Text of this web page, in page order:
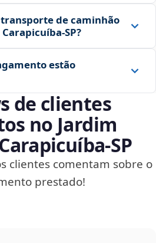
de caminhão
estão
de clientes
no Jardim
clientes comentam sobre o
prestado!